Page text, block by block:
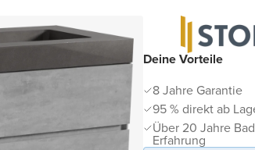
Deine Vorteile
8 Jahre Garantie
95 % direkt ab
Über 20 Jahre
Erfahrung